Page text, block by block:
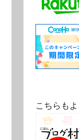
こちらも